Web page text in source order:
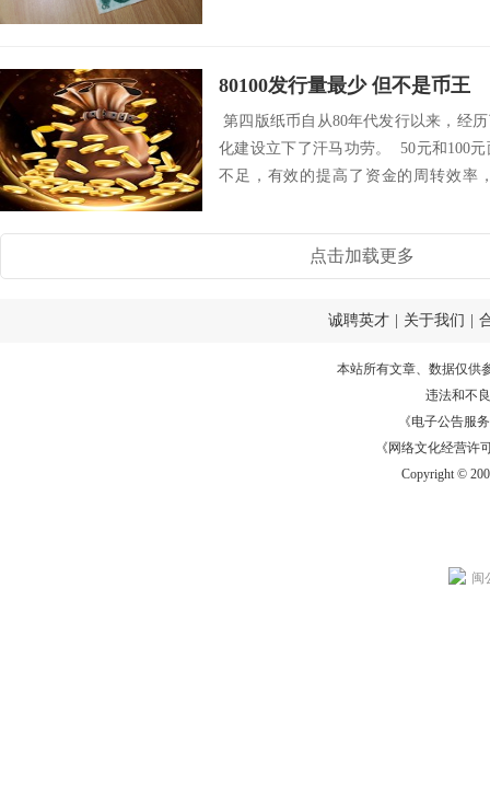
80100发行量最少 但不是币王
第四版纸币自从80年代发行以来，经
化建设立下了汗马功劳。 50元和100
不足，有效的提高了资金的周转效率
点击加载更多
诚聘英才 关于我们
本站所有文章、数据仅供
违法和不
《电子公告服务
《网络文化经营许
Copyright ©
闽